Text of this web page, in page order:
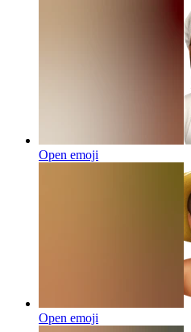
Open emoji
Open emoji